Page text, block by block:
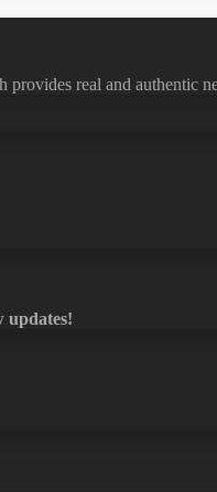
real and authentic
updates!